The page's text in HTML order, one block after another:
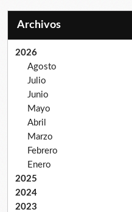
Archivos
2026
Agosto
Julio
Junio
Mayo
Abril
Marzo
Febrero
Enero
2025
2024
2023